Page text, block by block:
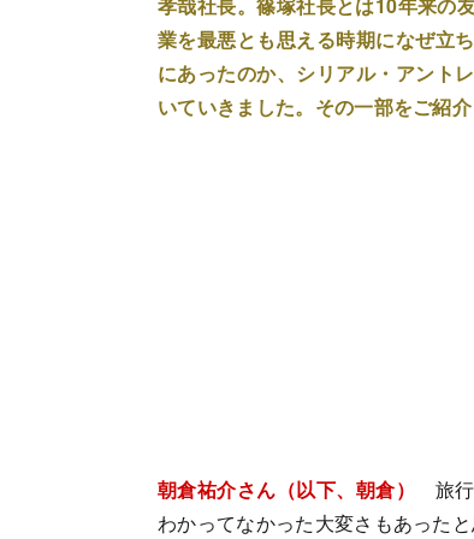
業を最悪とも思える時期になぜ立
にあったのか、シリアル・アント
いていきました。その一部をご紹介
朝倉祐介さん（以下、朝倉）
旅行
わかってなかった大変さもあった